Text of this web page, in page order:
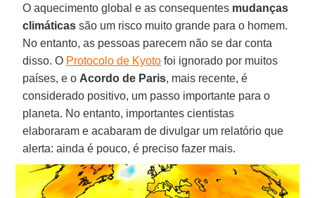
O aquecimento global e as consequentes mudanças
climáticas são um risco muito grande para o homem.
No entanto, as pessoas parecem não se dar conta
disso. O Protocolo de Kyoto foi ignorado por muitos
países, e o Acordo de Paris, mais recente, é
considerado positivo, um passo importante para o
planeta. No entanto, importantes cientistas
elaboraram e acabaram de divulgar um relatório que
alerta: ainda é pouco, é preciso fazer mais.